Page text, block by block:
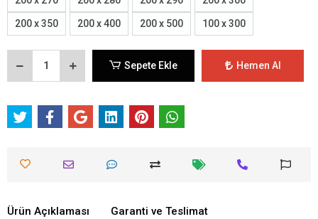
200 x 350 200 x 400 200 x 500 100 x 300
Sepete Ekle Hemen Al
Ürün Açıklaması Garanti ve Teslimat